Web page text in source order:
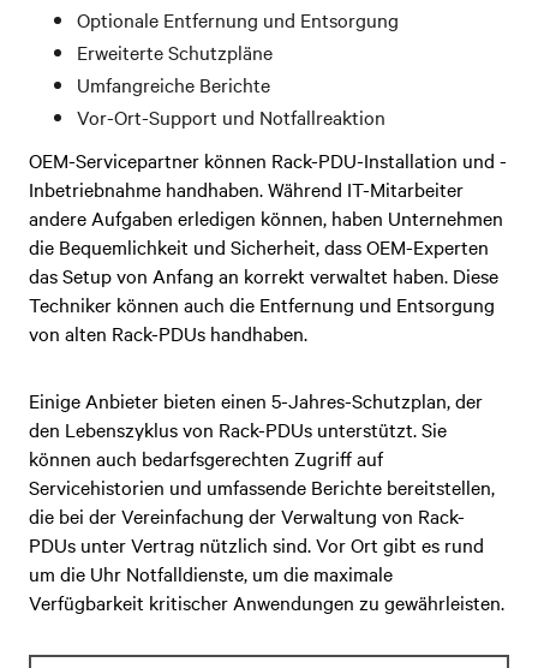
Optionale Entfernung und Entsorgung
Erweiterte Schutzpläne
Umfangreiche Berichte
Vor-Ort-Support und Notfallreaktion
OEM-Servicepartner können Rack-PDU-Installation und -
Inbetriebnahme handhaben. Während IT-Mitarbeiter
andere Aufgaben erledigen können, haben Unternehmen
die Bequemlichkeit und Sicherheit, dass OEM-Experten
das Setup von Anfang an korrekt verwaltet haben. Diese
Techniker können auch die Entfernung und Entsorgung
von alten Rack-PDUs handhaben.
Einige Anbieter bieten einen 5-Jahres-Schutzplan, der
den Lebenszyklus von Rack-PDUs unterstützt. Sie
können auch bedarfsgerechten Zugriff auf
Servicehistorien und umfassende Berichte bereitstellen,
die bei der Vereinfachung der Verwaltung von Rack-
PDUs unter Vertrag nützlich sind. Vor Ort gibt es rund
um die Uhr Notfalldienste, um die maximale
Verfügbarkeit kritischer Anwendungen zu gewährleisten.